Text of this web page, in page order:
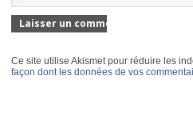
Ce site utilise Akismet pour réduire les
façon dont les données de vos